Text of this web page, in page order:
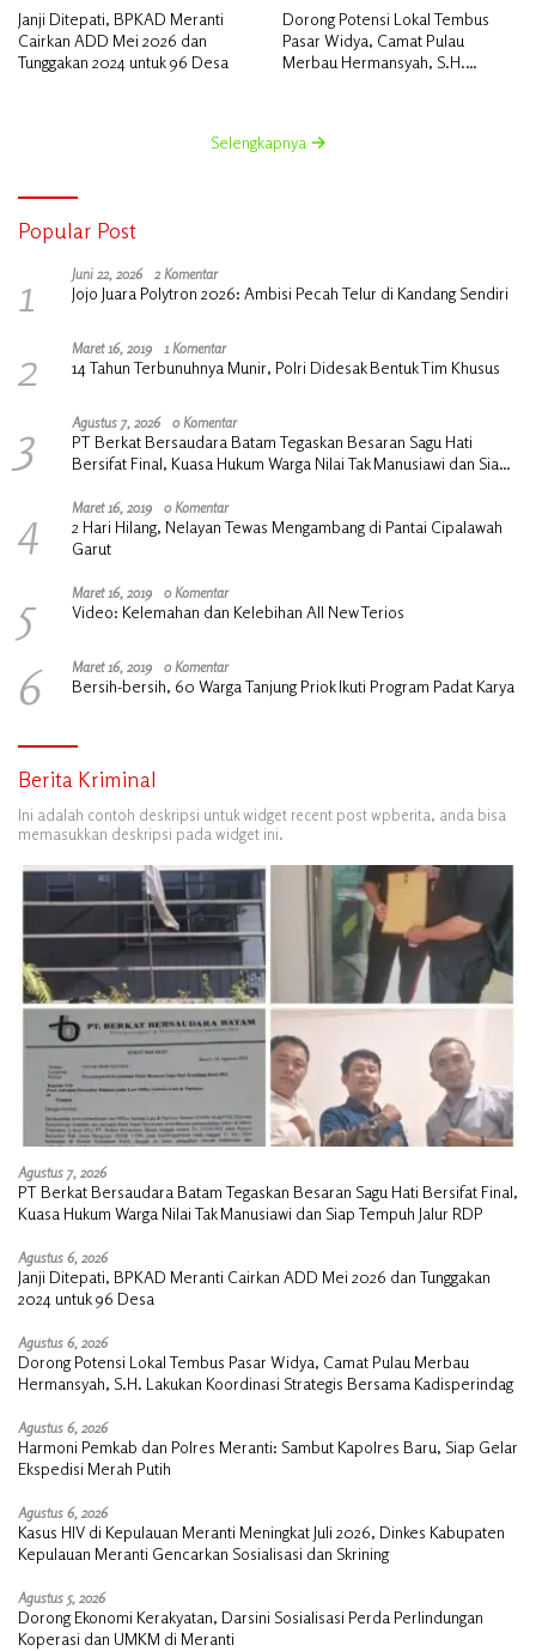
Janji Ditepati, BPKAD Meranti
Cairkan ADD Mei 2026 dan
Tunggakan 2024 untuk 96 Desa
Dorong Potensi Lokal Tembus
Pasar Widya, Camat Pulau
Merbau Hermansyah, S.H.
Selengkapnya
Popular Post
1 Juni 22, 2026 2 Komentar
Jojo Juara Polytron 2026: Ambisi Pecah Telur di Kandang Sendiri
2 Maret 16, 2019 1 Komentar
14 Tahun Terbunuhnya Munir, Polri Didesak Bentuk Tim Khusus
3 Agustus 7, 2026 0 Komentar
PT Berkat Bersaudara Batam Tegaskan Besaran Sagu Hati
Bersifat Final, Kuasa Hukum Warga Nilai Tak Manusiawi dan Siap
4 Maret 16, 2019 0 Komentar
2 Hari Hilang, Nelayan Tewas Mengambang di Pantai Cipalawah
Garut
5 Maret 16, 2019 0 Komentar
Video: Kelemahan dan Kelebihan All New Terios
6 Maret 16, 2019 0 Komentar
Bersih-bersih, 60 Warga Tanjung Priok Ikuti Program Padat Karya
Berita Kriminal
Ini adalah contoh deskripsi untuk widget recent post wpberita, anda bisa
memasukkan deskripsi pada widget ini.
Agustus 7, 2026
PT Berkat Bersaudara Batam Tegaskan Besaran Sagu Hati Bersifat Final,
Kuasa Hukum Warga Nilai Tak Manusiawi dan Siap Tempuh Jalur RDP
Agustus 6, 2026
Janji Ditepati, BPKAD Meranti Cairkan ADD Mei 2026 dan Tunggakan
2024 untuk 96 Desa
Agustus 6, 2026
Dorong Potensi Lokal Tembus Pasar Widya, Camat Pulau Merbau
Hermansyah, S.H. Lakukan Koordinasi Strategis Bersama Kadisperindag
Agustus 6, 2026
Harmoni Pemkab dan Polres Meranti: Sambut Kapolres Baru, Siap Gelar
Ekspedisi Merah Putih
Agustus 6, 2026
Kasus HIV di Kepulauan Meranti Meningkat Juli 2026, Dinkes Kabupaten
Kepulauan Meranti Gencarkan Sosialisasi dan Skrining
Agustus 5, 2026
Dorong Ekonomi Kerakyatan, Darsini Sosialisasi Perda Perlindungan
Koperasi dan UMKM di Meranti